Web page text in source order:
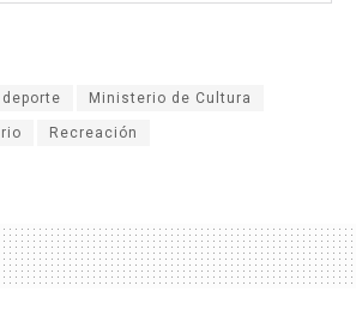
Ministerio de Cultura
Recreación